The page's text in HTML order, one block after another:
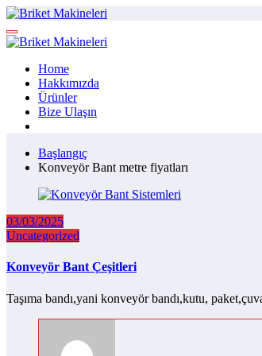
İçeriğe
Home
Hakkımızda
Ürünler
Bize Ulaşın
Başlangıç
Konveyör Bant metre fiyatları
03/03/2025
Uncategorized
Konveyör Bant Çeşitleri
Taşıma bandı,yani konveyör bandı,kutu,